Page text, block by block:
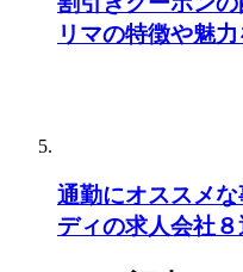
リマの特徴や魅
通勤にオススメ
ディの求人会社